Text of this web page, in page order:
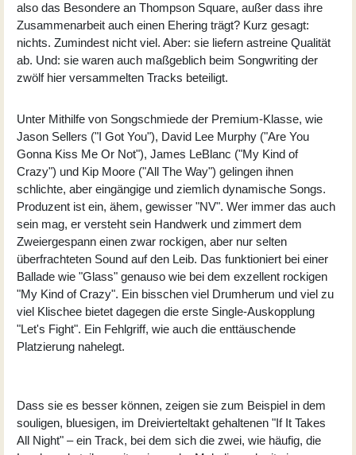
also das Besondere an Thompson Square, außer dass ihre
Zusammenarbeit auch einen Ehering trägt? Kurz gesagt:
nichts. Zumindest nicht viel. Aber: sie liefern astreine Qualität
ab. Und: sie waren auch maßgeblich beim Songwriting der
zwölf hier versammelten Tracks beteiligt.
Unter Mithilfe von Songschmiede der Premium-Klasse, wie
Jason Sellers ("I Got You"), David Lee Murphy ("Are You
Gonna Kiss Me Or Not"), James LeBlanc ("My Kind of
Crazy") und Kip Moore ("All The Way") gelingen ihnen
schlichte, aber eingängige und ziemlich dynamische Songs.
Produzent ist ein, ähem, gewisser "NV". Wer immer das auch
sein mag, er versteht sein Handwerk und zimmert dem
Zweiergespann einen zwar rockigen, aber nur selten
überfrachteten Sound auf den Leib. Das funktioniert bei einer
Ballade wie "Glass" genauso wie bei dem exzellent rockigen
"My Kind of Crazy". Ein bisschen viel Drumherum und viel zu
viel Klischee bietet dagegen die erste Single-Auskopplung
"Let's Fight". Ein Fehlgriff, wie auch die enttäuschende
Platzierung nahelegt.
Dass sie es besser können, zeigen sie zum Beispiel in dem
souligen, bluesigen, im Dreivierteltakt gehaltenen "If It Takes
All Night" – ein Track, bei dem sich die zwei, wie häufig, die